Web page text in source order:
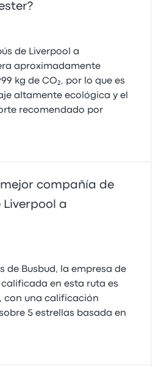
de Liverpool a
aproximadamente
kg de CO₂, por lo que es
altamente ecológica y el
recomendado por
mejor compañía de
a
de Busbud, la empresa de
en esta ruta es
, con una calificación
5 estrellas basada en